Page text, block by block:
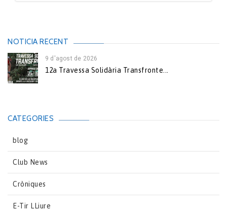
NOTICIA RECENT
9 d'agost de 2026
12a Travessa Solidària Transfronte...
CATEGORIES
blog
Club News
Cròniques
E-Tir LLiure